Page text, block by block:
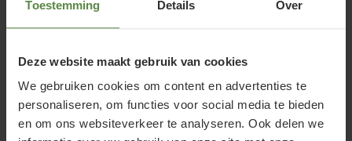
Toestemming Details Over
Deze website maakt gebruik van cookies
We gebruiken cookies om content en advertenties te
personaliseren, om functies voor social media te bieden
en om ons websiteverkeer te analyseren. Ook delen we
Schadevermindering door standaard
bak
De afmeting van de bakken is vanaf nu
gestandaardiseerd. Elke bakwagen krijgt dezelfde
afmeting bak. Deze is in de breedte zo afgestemd
dat we met de standaard smalle buitenspiegels